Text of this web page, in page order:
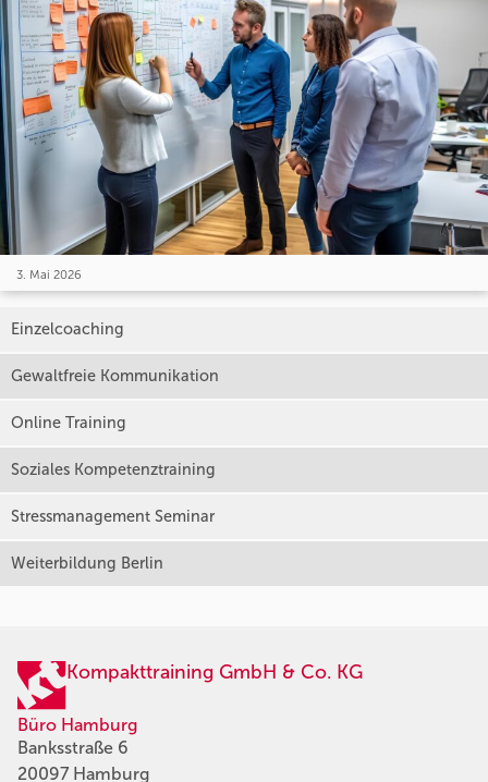
3. Mai 2026
Einzelcoaching
Gewaltfreie Kommunikation
Online Training
Soziales Kompetenztraining
Stressmanagement Seminar
Weiterbildung Berlin
Kompakttraining GmbH & Co. KG
Büro Hamburg
Banksstraße 6
20097 Hamburg